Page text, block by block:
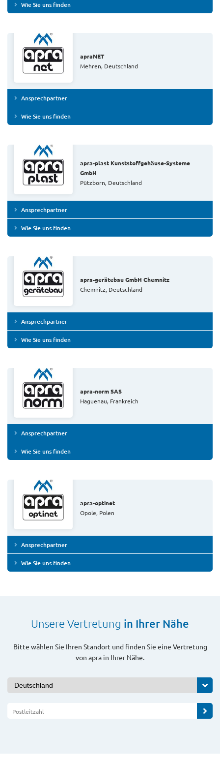
Wie Sie uns finden
apraNET
Mehren, Deutschland
Ansprechpartner
Wie Sie uns finden
apra-plast Kunststoffgehäuse-Systeme
GmbH
Pützborn, Deutschland
Ansprechpartner
Wie Sie uns finden
apra-gerätebau GmbH Chemnitz
Chemnitz, Deutschland
Ansprechpartner
Wie Sie uns finden
apra-norm SAS
Haguenau, Frankreich
Ansprechpartner
Wie Sie uns finden
apra-optinet
Opole, Polen
Ansprechpartner
Wie Sie uns finden
Unsere Vertretung in Ihrer Nähe
Bitte wählen Sie Ihren Standort und finden Sie eine Vertretung
von apra in Ihrer Nähe.
Postleitzahl